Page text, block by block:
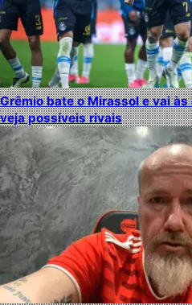
Grêmio bate o Mirassol e vai
veja possíveis rivais